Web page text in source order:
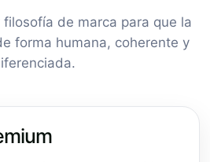
de marca para que la
forma humana, coherente y